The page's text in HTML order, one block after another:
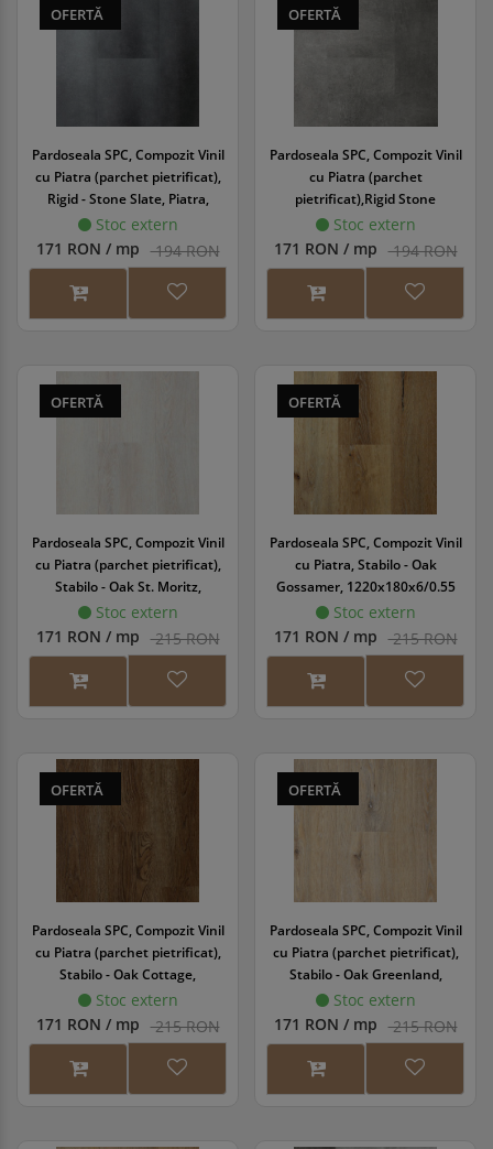
OFERTĂ
Pardoseala SPC, Compozit Vinil
cu Piatra (parchet pietrificat),
Rigid - Stone Slate, Piatra,
457x914x5/0.55 mm, WINRGD-
1092/1
Stoc extern
171 RON / mp 194 RON
OFERTĂ
Pardoseala SPC, Compozit Vinil
cu Piatra (parchet
pietrificat),Rigid Stone
Graphite, Piatra,
457x914x5/0.55 mm, WINRGD-
1093/1
Stoc extern
171 RON / mp 194 RON
OFERTĂ
Pardoseala SPC, Compozit Vinil
cu Piatra (parchet pietrificat),
Stabilo - Oak St. Moritz,
1220x180x6/0.55 mm, WINSTB-
1069/0
Stoc extern
171 RON / mp 215 RON
OFERTĂ
Pardoseala SPC, Compozit Vinil
cu Piatra, Stabilo - Oak
Gossamer, 1220x180x6/0.55
mm, WINSTB-1071/0
Stoc extern
171 RON / mp 215 RON
OFERTĂ
Pardoseala SPC, Compozit Vinil
cu Piatra (parchet pietrificat),
Stabilo - Oak Cottage,
1220x180x6/0.55 mm, WINSTB-
1072/0
Stoc extern
171 RON / mp 215 RON
OFERTĂ
Pardoseala SPC, Compozit Vinil
cu Piatra (parchet pietrificat),
Stabilo - Oak Greenland,
1220x180x6/0.55mm, WINSTB-
1073/0
Stoc extern
171 RON / mp 215 RON